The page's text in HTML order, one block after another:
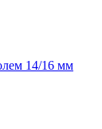
14/16 мм